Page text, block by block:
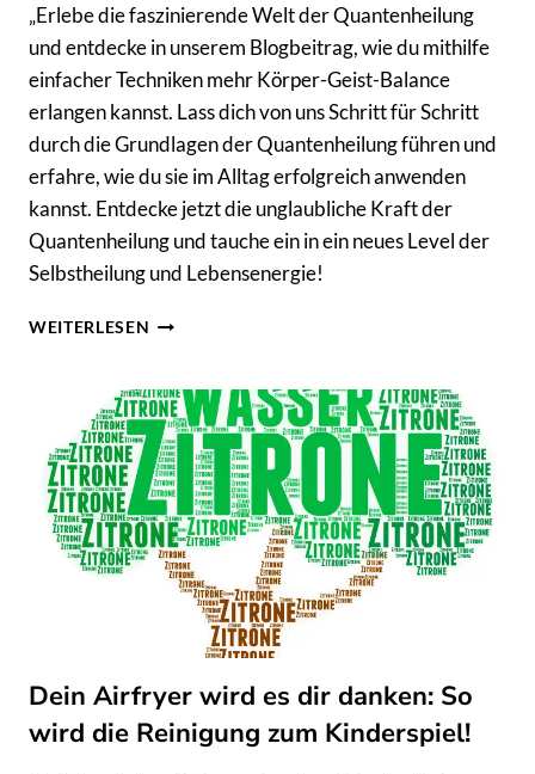
„Erlebe die faszinierende Welt der Quantenheilung
und entdecke in unserem Blogbeitrag, wie du mithilfe
einfacher Techniken mehr Körper-Geist-Balance
erlangen kannst. Lass dich von uns Schritt für Schritt
durch die Grundlagen der Quantenheilung führen und
erfahre, wie du sie im Alltag erfolgreich anwenden
kannst. Entdecke jetzt die unglaubliche Kraft der
Quantenheilung und tauche ein in ein neues Level der
Selbstheilung und Lebensenergie!
WEITERLESEN ENTDECKE
KRAFT
DER
QUANTENHEILUNG
–
IN
NUR
WENIGEN
SCHRITTEN
KÖRPER-
BALANCE!
Dein Airfryer wird es dir danken: So
wird die Reinigung zum Kinderspiel!